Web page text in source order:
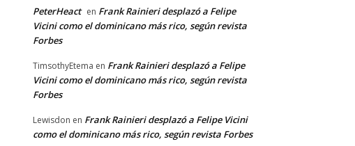
PeterHeact en Frank Rainieri desplazó a Felipe
Vicini como el dominicano más rico, según revista
Forbes
TimsothyEtema en Frank Rainieri desplazó a Felipe
Vicini como el dominicano más rico, según revista
Forbes
Lewisdon en Frank Rainieri desplazó a Felipe Vicini
como el dominicano más rico, según revista Forbes